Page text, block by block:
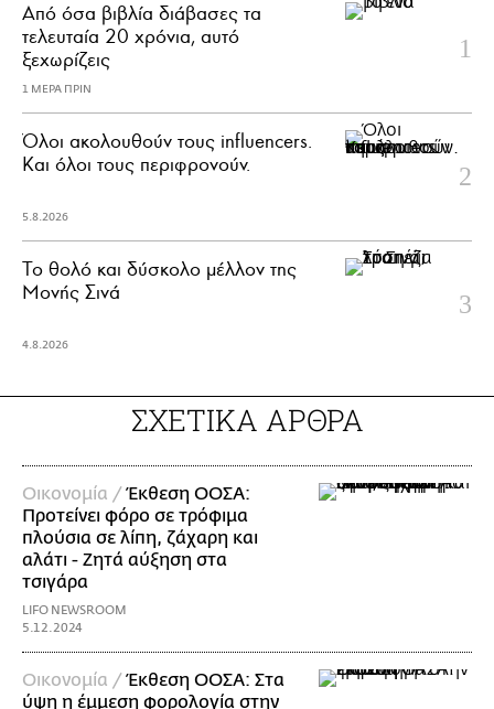
Από όσα βιβλία διάβασες τα
τελευταία 20 χρόνια, αυτό
ξεχωρίζεις
1 ΜΕΡΑ ΠΡΙΝ
Όλοι ακολουθούν τους influencers.
Και όλοι τους περιφρονούν.
5.8.2026
Το θολό και δύσκολο μέλλον της
Μονής Σινά
4.8.2026
ΣΧΕΤΙΚΑ ΑΡΘΡΑ
Οικονομία /Έκθεση ΟΟΣΑ:
Προτείνει φόρο σε τρόφιμα
πλούσια σε λίπη, ζάχαρη και
αλάτι - Ζητά αύξηση στα
τσιγάρα
LIFO NEWSROOM
5.12.2024
Οικονομία /Έκθεση ΟΟΣΑ: Στα
ύψη η έμμεση φορολογία στην